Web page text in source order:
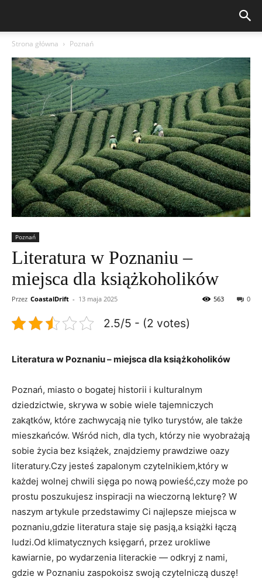
Strona główna Poznań
Poznań
Literatura w Poznaniu –
miejsca dla książkoholików
Przez CoastalDrift - 13 maja 2025 0
563
2.5/5 - (2 votes)
Literatura w Poznaniu – miejsca dla książkoholików
Poznań, miasto o bogatej historii i kulturalnym
dziedzictwie, skrywa w sobie wiele tajemniczych
zakątków, które zachwycają nie tylko turystów, ale także
mieszkańców. Wśród nich, dla tych, którzy nie wyobrażają
sobie życia bez książek, znajdziemy prawdziwe oazy
literatury.Czy jesteś zapalonym czytelnikiem,który w
każdej wolnej chwili sięga po nową powieść,czy może po
prostu poszukujesz inspiracji na wieczorną lekturę? W
naszym artykule przedstawimy Ci najlepsze miejsca w
poznaniu,gdzie literatura staje się pasją,a książki łączą
ludzi.Od klimatycznych księgarń, przez urokliwe
kawiarnie, po wydarzenia literackie — odkryj z nami,
gdzie w Poznaniu zaspokoisz swoją czytelniczą duszę!